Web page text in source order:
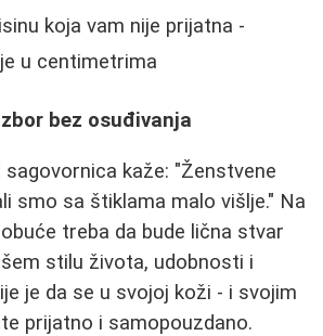
koja vam nije prijatna -
u centimetrima
bez osuđivanja
kaže: "Ženstvene
smo sa štiklama malo višlje." Na
treba da bude lična stvar
stilu života, udobnosti i
je da se u svojoj koži - i svojim
prijatno i samopouzdano.